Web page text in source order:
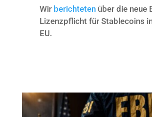
Wir berichtetenüber die neue
Lizenzpflicht für Stablecoins
EU.